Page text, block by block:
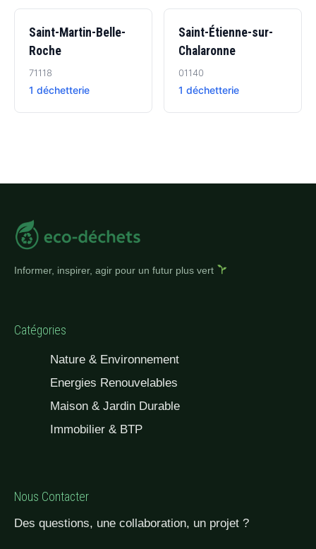
Saint-Martin-Belle-
Roche
71118
1 déchetterie
Saint-Étienne-sur-
Chalaronne
01140
1 déchetterie
Informer, inspirer, agir pour un futur plus vert
Catégories
Nature & Environnement
Energies Renouvelables
Maison & Jardin Durable
Immobilier & BTP
Nous Contacter
Des questions, une collaboration, un projet ?